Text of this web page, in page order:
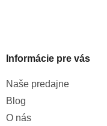
Informácie pre vás
Naše predajne
Blog
O nás